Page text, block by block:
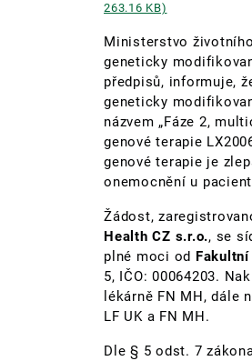
263.16 KB)
Ministerstvo
geneticky
předpisů, informuje,
geneticky
názvem „Fáze 2,
genové terapie
genové terapie je
onemocnění u
Žádost,
Health CZ s.r.o., se
plné moci od
5, IČO: 00064203.
lékárně FN MH, dále
LF UK a FN MH.
Dle § 5 odst. 7